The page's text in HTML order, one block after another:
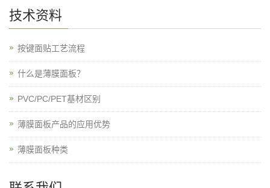
技术资料
按键面贴工艺流程
什么是薄膜面板？
PVC/PC/PET基材区别
薄膜面板产品的应用优势
薄膜面板种类